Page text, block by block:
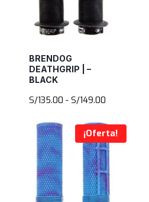
BRENDOG
DEATHGRIP | –
BLACK
S/135.00 - S/149.00Rango
precios:
desde
S/135.00
hasta
S/149.00
¡Oferta!